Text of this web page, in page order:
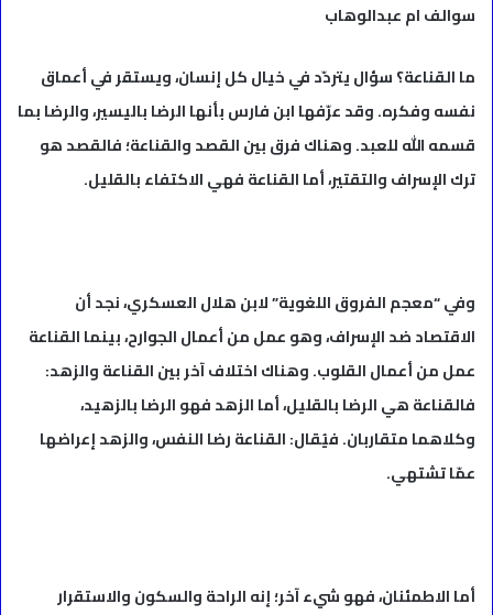
سوالف ام عبدالوهاب
ما القناعة؟ سؤال يتردّد في خيال كل إنسان، ويستقر في أعماق
نفسه وفكره. وقد عرّفها ابن فارس بأنها الرضا باليسير، والرضا بما
قسمه الله للعبد. وهناك فرق بين القصد والقناعة؛ فالقصد هو
ترك الإسراف والتقتير، أما القناعة فهي الاكتفاء بالقليل.
وفي “معجم الفروق اللغوية” لابن هلال العسكري، نجد أن
الاقتصاد ضد الإسراف، وهو عمل من أعمال الجوارح، بينما القناعة
عمل من أعمال القلوب. وهناك اختلاف آخر بين القناعة والزهد:
فالقناعة هي الرضا بالقليل، أما الزهد فهو الرضا بالزهيد،
وكلاهما متقاربان. فيُقال: القناعة رضا النفس، والزهد إعراضها
عمّا تشتهي.
أما الاطمئنان، فهو شيء آخر؛ إنه الراحة والسكون والاستقرار